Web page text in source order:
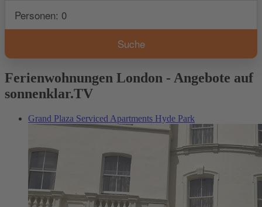
Ferienwohnungen London - Angebote auf
sonnenklar.TV
Grand Plaza Serviced Apartments Hyde Park